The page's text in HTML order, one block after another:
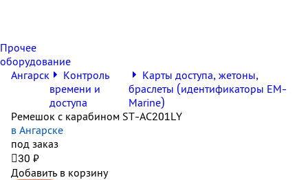
Прочее
оборудование
Ангарск
Контроль
времени и
доступа
Карты доступа, жетоны,
браслеты (идентификаторы EM-
Marine)
Ремешок с карабином ST-AC201LY
в Ангарске
под заказ
30 ₽
Добавить в корзину